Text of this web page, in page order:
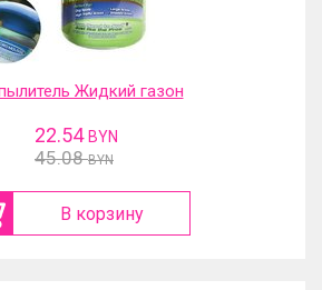
Жидкий газон
22.54 BYN
45.08 BYN
В корзину